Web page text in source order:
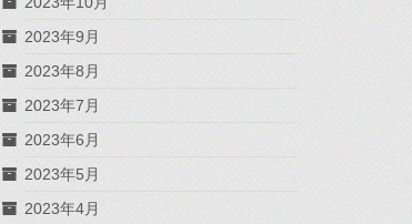
2023年9月
2023年8月
2023年7月
2023年6月
2023年5月
2023年4月